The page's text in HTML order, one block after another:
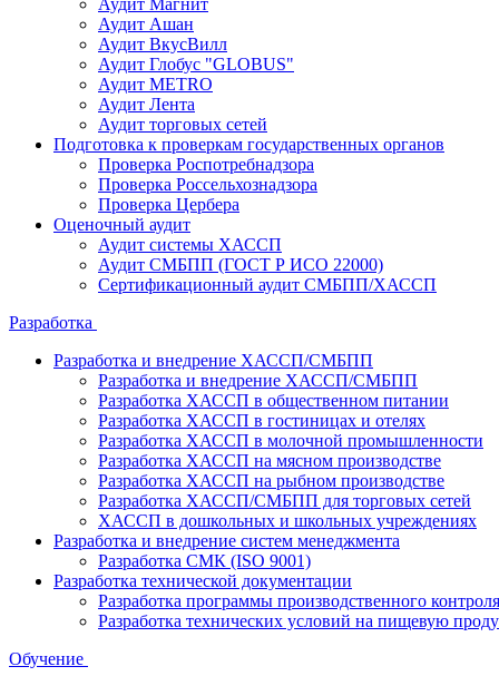
Аудит Магнит
Аудит Ашан
Аудит ВкусВилл
Аудит Глобус "GLOBUS"
Аудит METRO
Аудит Лента
Аудит торговых сетей
Подготовка к проверкам государственных органов
Проверка Роспотребнадзора
Проверка Россельхознадзора
Проверка Цербера
Оценочный аудит
Аудит системы ХАССП
Аудит СМБПП (ГОСТ Р ИСО 22000)
Сертификационный аудит СМБПП/ХАССП
Разработка
Разработка и внедрение ХАССП/СМБПП
Разработка и внедрение ХАССП/СМБПП
Разработка ХАССП в общественном питании
Разработка ХАССП в гостиницах и отелях
Разработка ХАССП в молочной промышленности
Разработка ХАССП на мясном производстве
Разработка ХАССП на рыбном производстве
Разработка ХАССП/СМБПП для торговых сетей
ХАССП в дошкольных и школьных учреждениях
Разработка и внедрение систем менеджмента
Разработка СМК (ISO 9001)
Разработка технической документации
Разработка программы производственного
Разработка технических условий на пищевую
Обучение